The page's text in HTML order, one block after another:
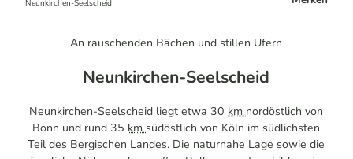
Neunkirchen-Seelscheid
An rauschenden Bächen und stillen Ufern
Neunkirchen-Seelscheid
Neunkirchen-Seelscheid liegt etwa 30kmnordöstlich von
Bonn und rund 35kmsüdöstlich von Köln im südlichsten
Teil des Bergischen Landes. Die naturnahe Lage sowie die